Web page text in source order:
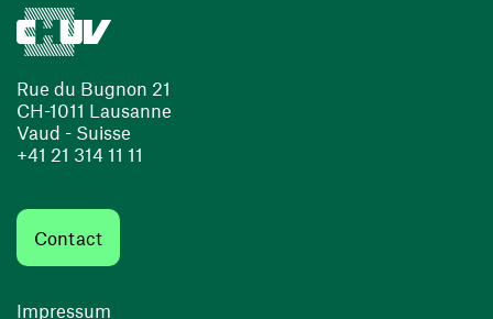
Rue du Bugnon 21
CH-1011 Lausanne
Vaud - Suisse
+41 21 314 11 11
Contact
Impressum